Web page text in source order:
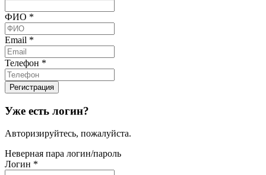
ФИО *
Email *
Телефон *
Уже есть логин?
Авторизируйтесь, пожалуйста.
Неверная пара логин/пароль
Логин *